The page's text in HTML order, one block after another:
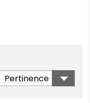
Pertinence
